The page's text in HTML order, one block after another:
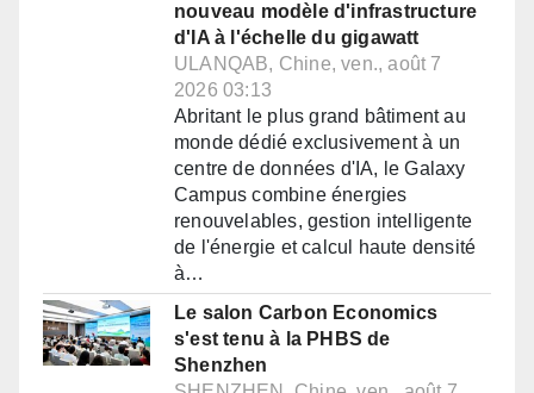
nouveau modèle d'infrastructure
d'IA à l'échelle du gigawatt
ULANQAB, Chine, ven., août 7
2026 03:13
Abritant le plus grand bâtiment au
monde dédié exclusivement à un
centre de données d'IA, le Galaxy
Campus combine énergies
renouvelables, gestion intelligente
de l'énergie et calcul haute densité
à…
Le salon Carbon Economics
s'est tenu à la PHBS de
Shenzhen